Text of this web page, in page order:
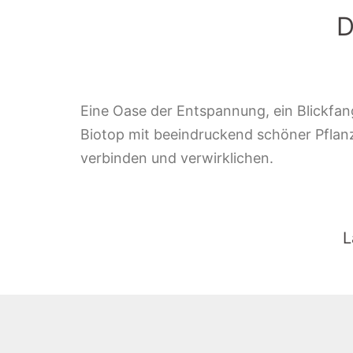
Eine Oase der Entspannung, ein
Biotop mit beeindruckend schöner
verbinden und verwirklichen.